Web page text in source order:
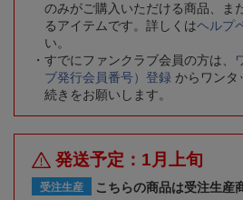
のみがご購入いただける商品、ま
るアイテムです。詳しくはヘルプ
い。
すでにファンクラブ会員の方は、
ブ発行会員番号）登録 からワンタ
続きをお願いします。
発送予定：1月上旬
受注生産
こちらの商品は受注生産